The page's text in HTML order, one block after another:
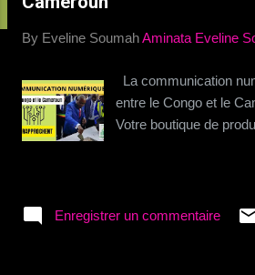
By Eveline SoumahAminata Eveline
La communication
entre le Congo et le
Votre boutique de
Enregistrer un commentaire